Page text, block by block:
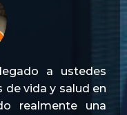
a ustedes
vida y salud en
realmente una